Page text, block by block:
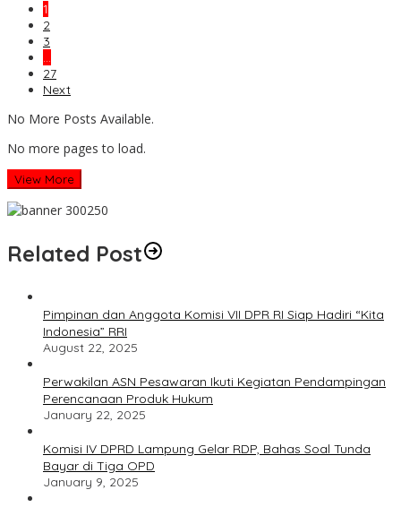
1
2
3
…
27
Next
No More Posts Available.
No more pages to load.
View More
Related Post
Pimpinan dan Anggota Komisi VII DPR RI Siap Hadiri “Kita
Indonesia” RRI
August 22, 2025
Perwakilan ASN Pesawaran Ikuti Kegiatan Pendampingan
Perencanaan Produk Hukum
January 22, 2025
Komisi IV DPRD Lampung Gelar RDP, Bahas Soal Tunda
Bayar di Tiga OPD
January 9, 2025